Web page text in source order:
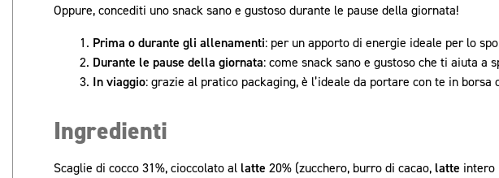
Oppure, concediti uno snack sano e gustoso durante le pause della giornata!
Prima o durante gli allenamenti: per un apporto di energie ideale per lo
Durante le pause della giornata: come snack sano e gustoso che ti aiuta
In viaggio: grazie al pratico packaging, è l’ideale da portare con te in
Ingredienti
Scaglie di cocco 31%, cioccolato al latte 20% (zucchero, burro di cacao, latte intero